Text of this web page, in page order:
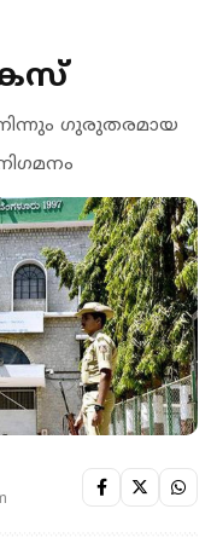
ഗുരുതരമായ